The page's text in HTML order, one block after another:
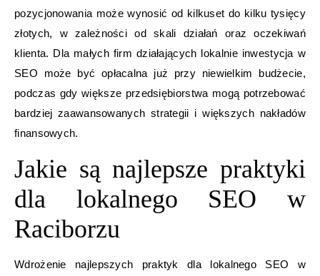
pozycjonowania może wynosić od kilkuset do kilku tysięcy
złotych, w zależności od skali działań oraz oczekiwań
klienta. Dla małych firm działających lokalnie inwestycja w
SEO może być opłacalna już przy niewielkim budżecie,
podczas gdy większe przedsiębiorstwa mogą potrzebować
bardziej zaawansowanych strategii i większych nakładów
finansowych.
Jakie są najlepsze praktyki
dla lokalnego SEO w
Raciborzu
Wdrożenie najlepszych praktyk dla lokalnego SEO w